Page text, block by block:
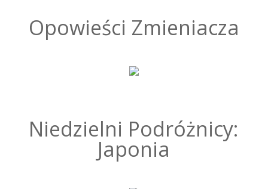
Opowieści Zmieniacza
Niedzielni Podróżnicy:
Japonia